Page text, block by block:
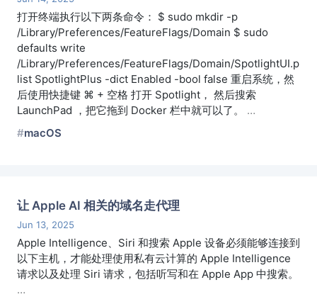
打开终端执行以下两条命令： $ sudo mkdir -p
/Library/Preferences/FeatureFlags/Domain $ sudo
defaults write
/Library/Preferences/FeatureFlags/Domain/SpotlightUI.p
list SpotlightPlus -dict Enabled -bool false 重启系统，然
后使用快捷键 ⌘ + 空格 打开 Spotlight， 然后搜索
LaunchPad ，把它拖到 Docker 栏中就可以了。 …
macOS
让 Apple AI 相关的域名走代理
Jun 13, 2025
Apple Intelligence、Siri 和搜索 Apple 设备必须能够连接到
以下主机，才能处理使用私有云计算的 Apple Intelligence
请求以及处理 Siri 请求，包括听写和在 Apple App 中搜索。
…